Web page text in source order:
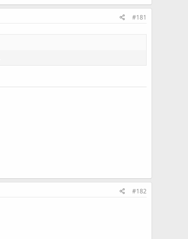
#181
#182